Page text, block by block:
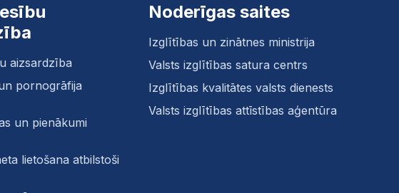
aizsardzība
pornogrāfija
un pienākumi
lietošana atbilstoši
Noderīgas saites
Izglītības un zinātnes ministrija
Valsts izglītības satura centrs
Izglītības kvalitātes valsts dienests
Valsts izglītības attīstības aģentūra